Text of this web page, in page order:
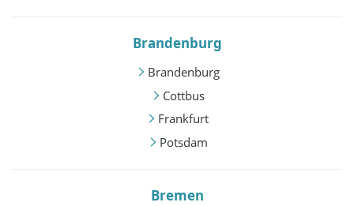
Brandenburg
Brandenburg
Cottbus
Frankfurt
Potsdam
Bremen